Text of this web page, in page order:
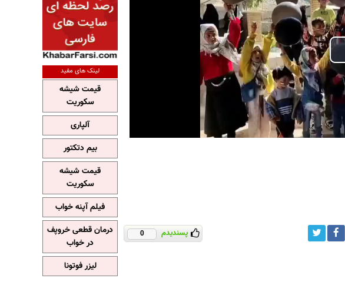
پسندیدم 0
لینک های مفید
قیمت شیشه
سکوریت
آلپاری
بیم دتکتور
قیمت شیشه
سکوریت
فیلم آپنه خواب
درمان قطعی خروپف
در خواب
لیزر فوتونا